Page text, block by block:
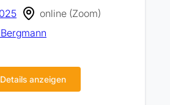
online (Zoom)
Details anzeigen